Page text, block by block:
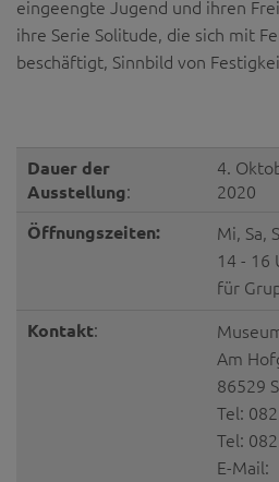
Diese Website nutzt Matomo Analytics für
Seitenaufrufe als Statistik. Die hierdurch
ausschließlich auf unseren eigenen
Übertragung an Dritte erfolgt nicht. Wir
YouTube / Vimeo
Videos werden über die Plattformen
bewirkt laut YouTube, dass YouTube
Besucher auf dieser Website speichert,
Optional sind externe Inhalte auf den
eingebunden. Das können Kartendienste
oder auch Anwendungen einer externen
eingeengte Jugend und ihren
ihre Serie Solitude, die sich mit
beschäftigt, Sinnbild von
Dauer der
Ausstellung:
4.
2020
Öffnungszeiten:
Mi, Sa,
14 - 16
für
Kontakt:
Am
86529
Tel:
Tel:
E-Mail: